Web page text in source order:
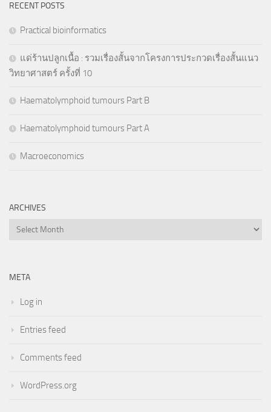
RECENT POSTS
Practical bioinformatics
แด่ร้านปลูกเนื้อ : รวมเรื่องสั้นจากโครงการประกวดเรื่องสั้นแนว
วิทยาศาสตร์ ครั้งที่ 10
Haematolymphoid tumours Part B
Haematolymphoid tumours Part A
Macroeconomics
ARCHIVES
Archives
META
Log in
Entries feed
Comments feed
WordPress.org